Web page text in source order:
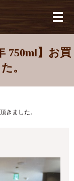
メ
750ml】お買
。
きました。